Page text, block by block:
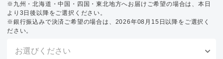
※九州・北海道・中国・四国・東北地方へお届けご希望の場合は、本日
より3日後以降をご選択ください。
※銀行振込みで決済ご希望の場合は、2026年08月15日以降をご選択く
ださい。